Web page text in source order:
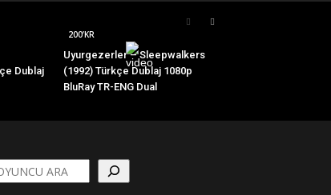
Dublaj
200’KR
Uyurgezerler – Sleepwalkers
(1992) Türkçe Dublaj 1080p
BluRay TR-ENG Dual